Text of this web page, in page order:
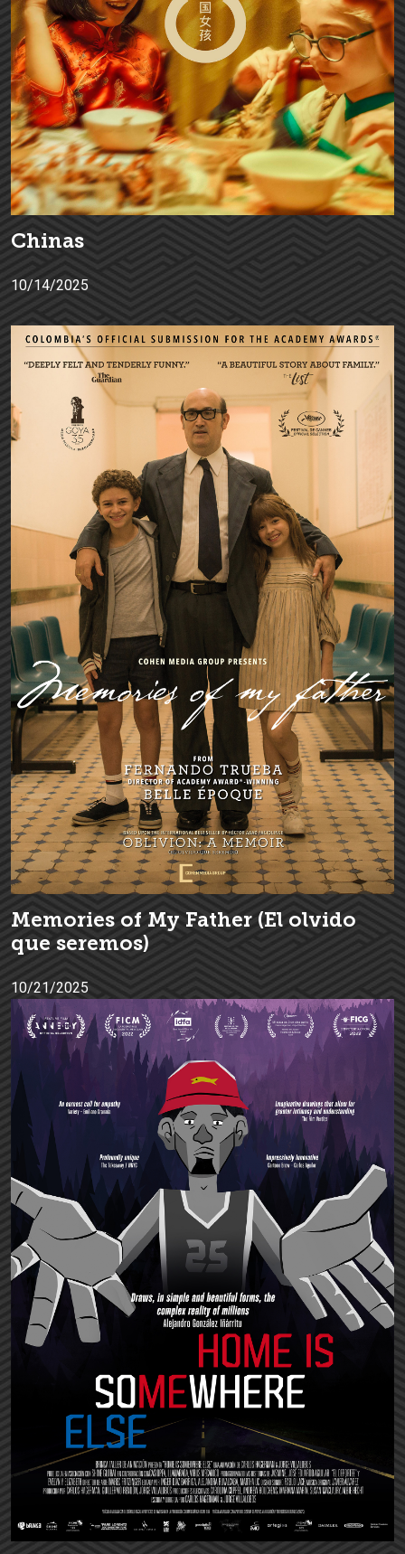
Chinas
10/14/2025
Memories of My Father (El olvido
que seremos)
10/21/2025